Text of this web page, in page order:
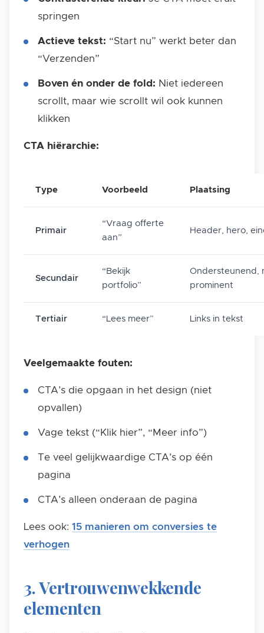
springen
Actieve tekst: “Start nu” werkt beter dan
“Verzenden”
Boven én onder de fold: Niet iedereen
scrollt, maar wie scrollt wil ook kunnen
klikken
CTA hiërarchie:
Type Voorbeeld Plaatsing
Primair
“Vraag offerte
aan”
Header, hero,
Secundair
“Bekijk
portfolio”
Ondersteunend,
prominent
Tertiair “Lees meer” Links in tekst
Veelgemaakte fouten:
CTA’s die opgaan in het design (niet
opvallen)
Vage tekst (“Klik hier”, “Meer info”)
Te veel gelijkwaardige CTA’s op één
pagina
CTA’s alleen onderaan de pagina
Lees ook: 15 manieren om conversies te
verhogen
3. Vertrouwenwekkende
elementen